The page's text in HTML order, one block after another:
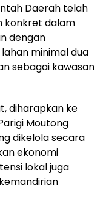
Daerah telah
konkret dalam
dengan
minimal dua
sebagai kawasan
diharapkan ke
Moutong
dikelola secara
ekonomi
lokal juga